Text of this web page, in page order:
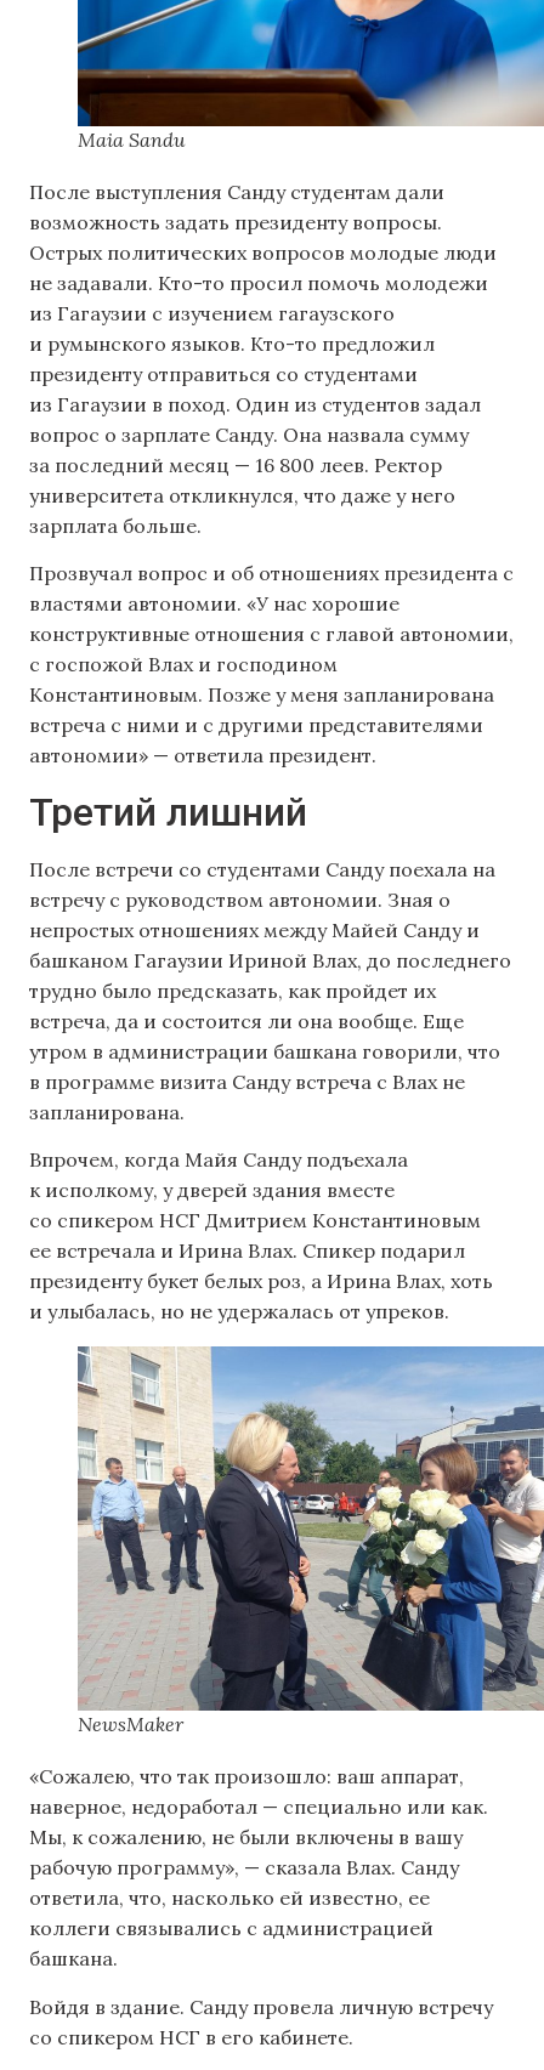
Maia Sandu
После выступления Санду студентам дали
возможность задать президенту вопросы.
Острых политических вопросов молодые люди
не задавали. Кто-то просил помочь молодежи
из Гагаузии с изучением гагаузского
и румынского языков. Кто-то предложил
президенту отправиться со студентами
из Гагаузии в поход. Один из студентов задал
вопрос о зарплате Санду. Она назвала сумму
за последний месяц — 16 800 леев. Ректор
университета откликнулся, что даже у него
зарплата больше.
Прозвучал вопрос и об отношениях президента с
властями автономии. «У нас хорошие
конструктивные отношения с главой автономии,
с госпожой Влах и господином
Константиновым. Позже у меня запланирована
встреча с ними и с другими представителями
автономии» — ответила президент.
Третий лишний
После встречи со студентами Санду поехала на
встречу с руководством автономии. Зная о
непростых отношениях между Майей Санду и
башканом Гагаузии Ириной Влах, до последнего
трудно было предсказать, как пройдет их
встреча, да и состоится ли она вообще. Еще
утром в администрации башкана говорили, что
в программе визита Санду встреча с Влах не
запланирована.
Впрочем, когда Майя Санду подъехала
к исполкому, у дверей здания вместе
со спикером НСГ Дмитрием Константиновым
ее встречала и Ирина Влах. Спикер подарил
президенту букет белых роз, а Ирина Влах, хоть
и улыбалась, но не удержалась от упреков.
NewsMaker
«Сожалею, что так произошло: ваш аппарат,
наверное, недоработал — специально или как.
Мы, к сожалению, не были включены в вашу
рабочую программу», — сказала Влах. Санду
ответила, что, насколько ей известно, ее
коллеги связывались с администрацией
башкана.
Войдя в здание. Санду провела личную встречу
со спикером НСГ в его кабинете.